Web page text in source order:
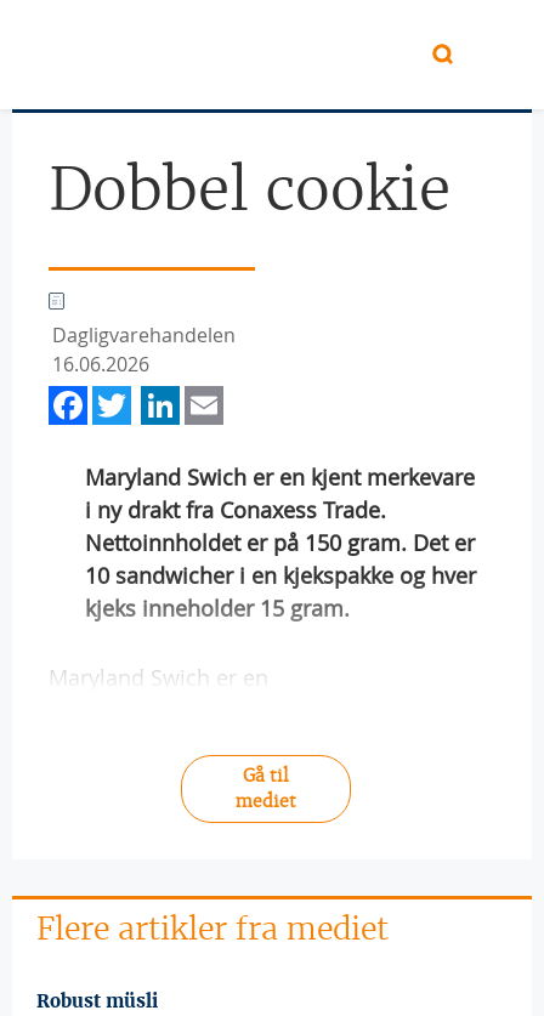
Dobbel cookie
Dagligvarehandelen
16.06.2026
Facebook
TwitterLinkedIn
Maryland Swich er en kjent merkevare
i ny drakt fra Conaxess Trade.
Nettoinnholdet er på 150 gram. Det er
10 sandwicher i en kjekspakke og hver
kjeks inneholder 15 gram.
Maryland Swich er en
Gå til
mediet
Flere artikler fra mediet
Robust müsli